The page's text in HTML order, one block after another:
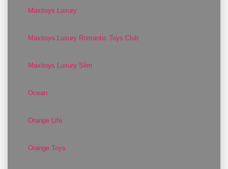
Maxitoys Luxury
Maxitoys Luxury Romantic Toys Club
Maxitoys Luxury Slim
Ocean
Orange Life
Orange Toys